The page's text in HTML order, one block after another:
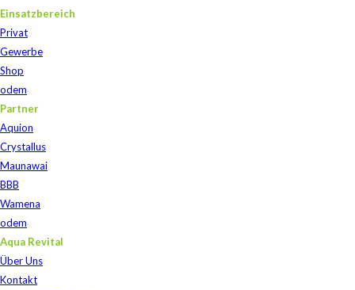
Einsatzbereich
Privat
Gewerbe
Shop
odem
Partner
Aquion
Crystallus
Maunawai
BBB
Wamena
odem
Aqua Revital
Über Uns
Kontakt